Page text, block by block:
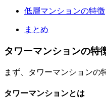
低層マンションの特徴
まとめ
タワーマンションの特
まず、タワーマンションの
タワーマンションとは